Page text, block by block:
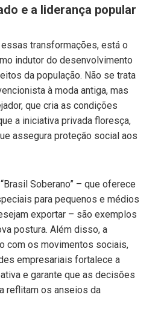
e a liderança popular
transformações, está o
indutor do desenvolvimento
da população. Não se trata
à moda antiga, mas
que cria as condições
a iniciativa privada floresça,
assegura proteção social aos
Soberano” – que oferece
para pequenos e médios
exportar – são exemplos
postura. Além disso, a
com os movimentos sociais,
empresariais fortalece a
e garante que as decisões
reflitam os anseios da